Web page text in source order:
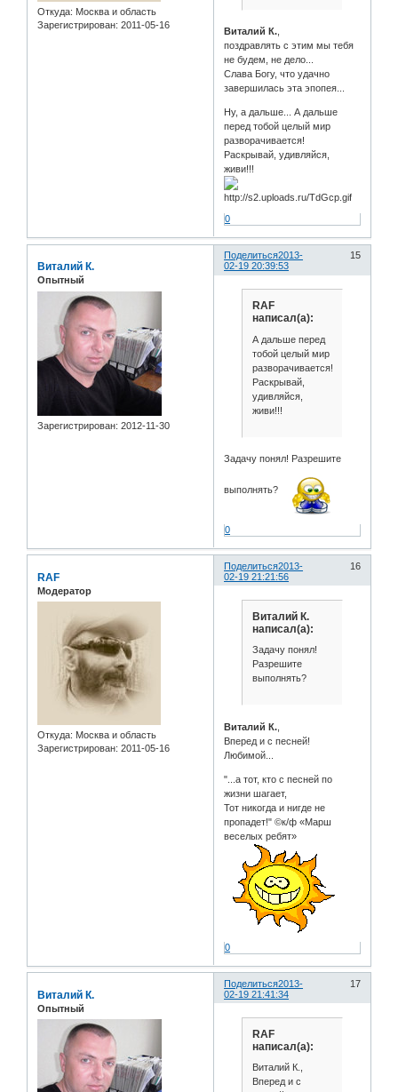
Откуда: Москва и область
Зарегистрирован: 2011-05-16
Виталий К.,
поздравлять с этим мы тебя
не будем, не дело...
Слава Богу, что удачно
завершилась эта эпопея...
Ну, а дальше... А дальше
перед тобой целый мир
разворачивается!
Раскрывай, удивляйся,
живи!!!
0
Поделиться 15
2013-
02-19 20:39:53
Виталий К.
Опытный
Зарегистрирован: 2012-11-30
RAF
написал(а):
А дальше перед
тобой целый мир
разворачивается!
Раскрывай,
удивляйся,
живи!!!
Задачу понял! Разрешите
выполнять?
0
Поделиться 16
2013-
02-19 21:21:56
RAF
Модератор
Откуда: Москва и область
Зарегистрирован: 2011-05-16
Виталий К.
написал(а):
Задачу понял!
Разрешите
выполнять?
Виталий К.
Вперед и с песней!
Любимой...
"...а тот, кто с песней по
жизни шагает,
Тот никогда и нигде не
пропадет!" ©к/ф «Марш
веселых ребят»
0
Поделиться 17
2013-
02-19 21:41:34
Виталий К.
Опытный
RAF
написал(а):
Виталий К.,
Вперед и с